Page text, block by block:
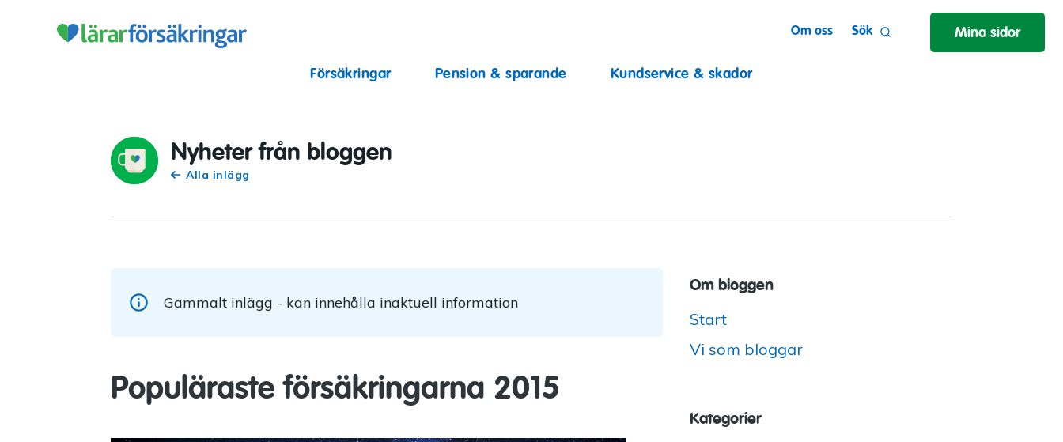
Försäkringar Pension & sparande Kundservice & skador
Om oss Sök Mina sidor
Nyheter från bloggen
Alla inlägg
Gammalt inlägg - kan innehålla inaktuell information
Populäraste försäkringarna 2015
Om bloggen
Start
Vi som bloggar
Kategorier